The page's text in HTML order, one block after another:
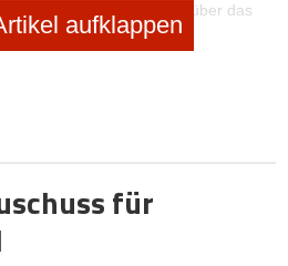
Sie hier alle Informationen über das
hier alle Informationen über das
der BTG Beteiligungsgesellschaft
aufklappen
für